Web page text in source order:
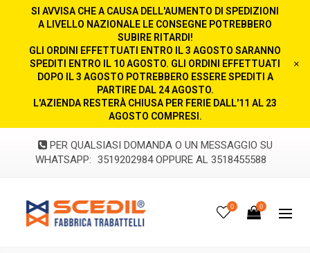
SI AVVISA CHE A CAUSA DELL'AUMENTO DI SPEDIZIONI
A LIVELLO NAZIONALE LE CONSEGNE POTREBBERO
SUBIRE RITARDI!
GLI ORDINI EFFETTUATI ENTRO IL 3 AGOSTO SARANNO
SPEDITI ENTRO IL 10 AGOSTO. GLI ORDINI EFFETTUATI
DOPO IL 3 AGOSTO POTREBBERO ESSERE SPEDITI A
PARTIRE DAL 24 AGOSTO.
L'AZIENDA RESTERÀ CHIUSA PER FERIE DALL'11 AL 23
AGOSTO COMPRESI.
×
PER QUALSIASI DOMANDA O UN MESSAGGIO SU
WHATSAPP: 3519202984 OPPURE AL 3518455588
0 0